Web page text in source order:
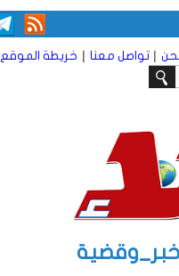
| تواصل معنا | خريطة الموقع